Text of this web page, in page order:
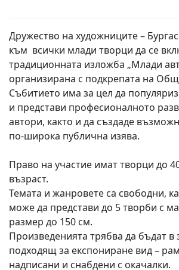
Дружество на художниците –
към всички млади творци да се
традиционната изложба „Млади
организирана с подкрепата на
Събитието има за цел да
и представи професионалното
автори, както и да създаде
по-широка публична изява.
Право на участие имат творци до
възраст.
Темата и жанровете са свободни,
може да представи до 5 творби с
размер до 150 см.
Произведенията трябва да бъдат
подходящ за експониране вид –
надписани и снабдени с окачалки.